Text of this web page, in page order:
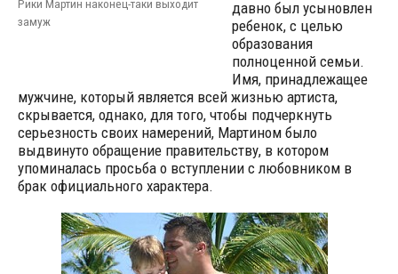
Рики Мартин наконец-таки выходит
замуж
давно был усыновлен
ребенок, с целью
образования
полноценной семьи.
Имя, принадлежащее
мужчине, который является всей жизнью артиста,
скрывается, однако, для того, чтобы подчеркнуть
серьезность своих намерений, Мартином было
выдвинуто обращение правительству, в котором
упоминалась просьба о вступлении с любовником в
брак официального характера.